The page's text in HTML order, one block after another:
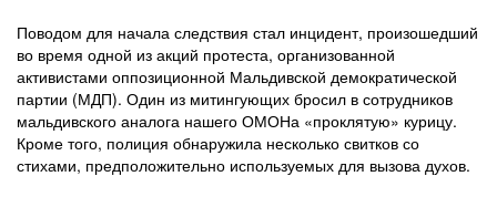
Поводом для начала следствия стал инцидент, произошедший
во время одной из акций протеста, организованной
активистами оппозиционной Мальдивской демократической
партии (МДП). Один из митингующих бросил в сотрудников
мальдивского аналога нашего ОМОНа «проклятую» курицу.
Кроме того, полиция обнаружила несколько свитков со
стихами, предположительно используемых для вызова духов.